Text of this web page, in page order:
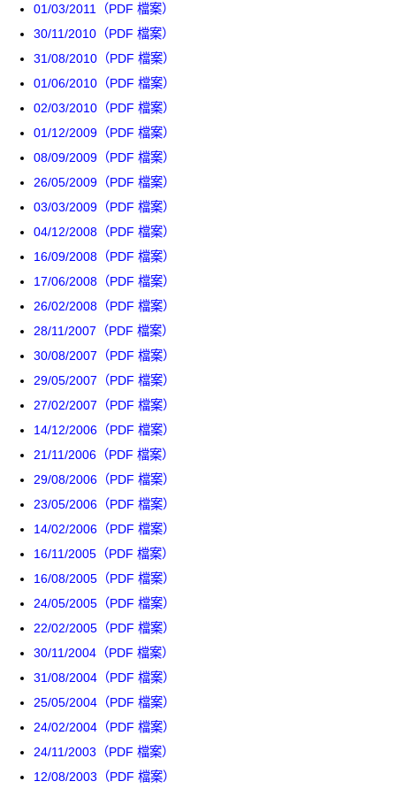
01/03/2011（PDF 檔案）
30/11/2010（PDF 檔案）
31/08/2010（PDF 檔案）
01/06/2010（PDF 檔案）
02/03/2010（PDF 檔案）
01/12/2009（PDF 檔案）
08/09/2009（PDF 檔案）
26/05/2009（PDF 檔案）
03/03/2009（PDF 檔案）
04/12/2008（PDF 檔案）
16/09/2008（PDF 檔案）
17/06/2008（PDF 檔案）
26/02/2008（PDF 檔案）
28/11/2007（PDF 檔案）
30/08/2007（PDF 檔案）
29/05/2007（PDF 檔案）
27/02/2007（PDF 檔案）
14/12/2006（PDF 檔案）
21/11/2006（PDF 檔案）
29/08/2006（PDF 檔案）
23/05/2006（PDF 檔案）
14/02/2006（PDF 檔案）
16/11/2005（PDF 檔案）
16/08/2005（PDF 檔案）
24/05/2005（PDF 檔案）
22/02/2005（PDF 檔案）
30/11/2004（PDF 檔案）
31/08/2004（PDF 檔案）
25/05/2004（PDF 檔案）
24/02/2004（PDF 檔案）
24/11/2003（PDF 檔案）
12/08/2003（PDF 檔案）